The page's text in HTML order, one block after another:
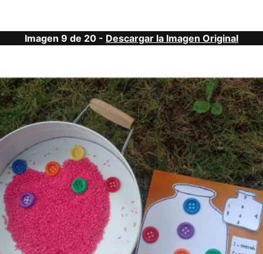
Imagen 9 de 20 - Descargar la Imagen Original